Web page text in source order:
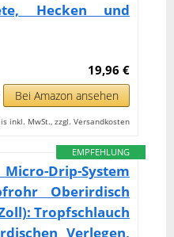
Hecken und
19,96 €
Bei Amazon ansehen
inkl. MwSt., zzgl. Versandkosten
EMPFEHLUNG
Drip-System
Oberirdisch
Tropfschlauch
Verlegen,